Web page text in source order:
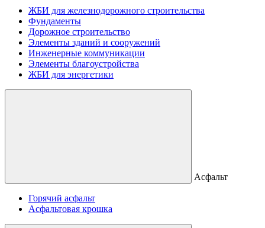
ЖБИ для железнодорожного строительства
Фундаменты
Дорожное строительство
Элементы зданий и сооружений
Инженерные коммуникации
Элементы благоустройства
ЖБИ для энергетики
Асфальт
Горячий асфальт
Асфальтовая крошка